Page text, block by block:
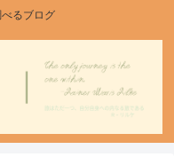
べるブログ